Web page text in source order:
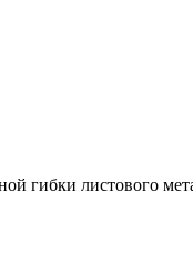
гибки листового